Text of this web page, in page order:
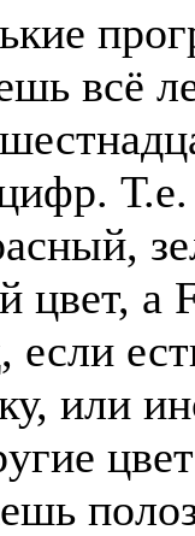
всё
цвет, а
если
или